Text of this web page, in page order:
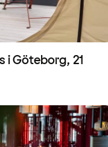
i Göteborg, 21